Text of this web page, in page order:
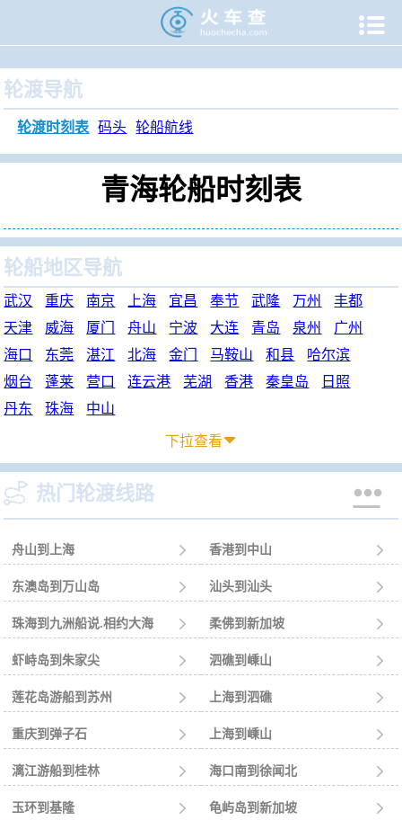

轮渡导航
轮渡时刻表 码头 轮船航线
青海轮船时刻表
轮船地区导航
武汉 重庆 南京 上海 宜昌 奉节 武隆 万州
丰都
天津
威海 厦门 舟山 宁波 大连 青岛 泉州
广州
海口
东莞 湛江 北海 金门 马鞍山 和县
哈尔滨
烟台
蓬莱 营口 连云港 芜湖 香港 秦皇岛
日照
丹东
珠海 中山
下拉查看
 热门轮渡线路 
舟山到上海  香港到中山 
东澳岛到万山岛  汕头到汕头 
珠海到九洲船说.相约大海  柔佛到新加坡 
虾峙岛到朱家尖  泗礁到嵊山 
莲花岛游船到苏州  上海到泗礁 
重庆到弹子石  上海到嵊山 
漓江游船到桂林  海口南到徐闻北 
玉环到基隆  龟屿岛到新加坡 